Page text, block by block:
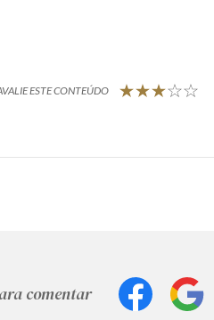
ESTE CONTEÚDO
comentar